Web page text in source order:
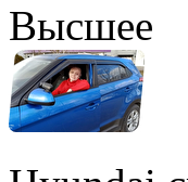
Высшее